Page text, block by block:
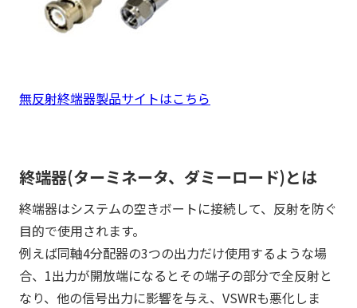
無反射終端器製品サイトはこちら
終端器(ターミネータ、ダミーロード)とは
終端器はシステムの空きボートに接続して、反射を防ぐ
目的で使用されます。
例えば同軸4分配器の3つの出力だけ使用するような場
合、1出力が開放端になるとその端子の部分で全反射と
なり、他の信号出力に影響を与え、VSWRも悪化しま